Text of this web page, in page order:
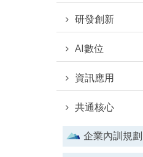
研發創新
AI數位
資訊應用
共通核心
企業內訓規劃